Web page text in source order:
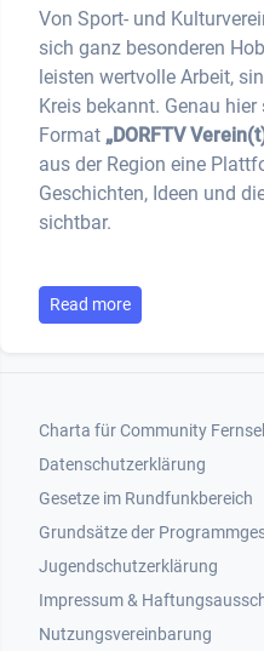
Von Sport- und
sich ganz besonderen
leisten wertvolle Arbeit,
Kreis bekannt. Genau
Format „DORFTV
aus der Region eine
Geschichten, Ideen und
sichtbar.
Read more
Footer 1
Charta für Community
Datenschutzerklärung
Gesetze im Rundfunkbereich
Grundsätze der
Jugendschutzerklärung
Impressum &
Nutzungsvereinbarung